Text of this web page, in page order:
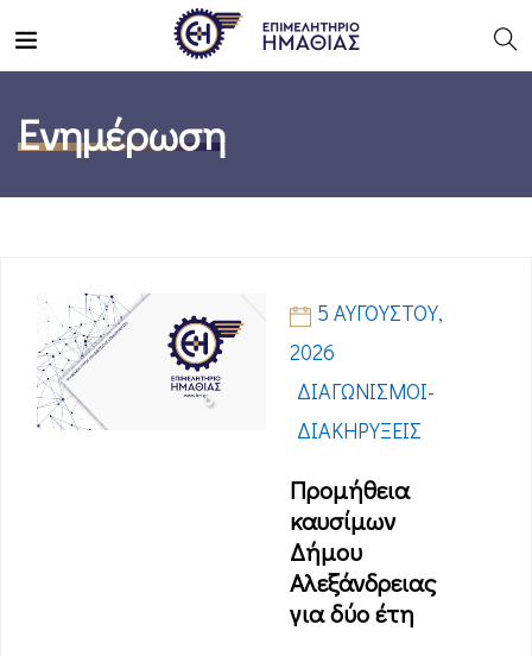
Ενημέρωση
5 ΑΥΓΟΎΣΤΟΥ,
2026
ΔΙΑΓΩΝΙΣΜΟΊ-
ΔΙΑΚΗΡΎΞΕΙΣ
Προμήθεια
καυσίμων
Δήμου
Αλεξάνδρειας
για δύο έτη